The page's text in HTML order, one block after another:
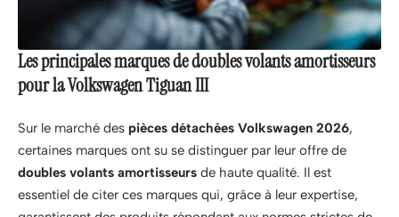
Les principales marques de doubles volants amortisseurs
pour la Volkswagen Tiguan III
Sur le marché des pièces détachées Volkswagen 2026,
certaines marques ont su se distinguer par leur offre de
doubles volants amortisseurs de haute qualité. Il est
essentiel de citer ces marques qui, grâce à leur expertise,